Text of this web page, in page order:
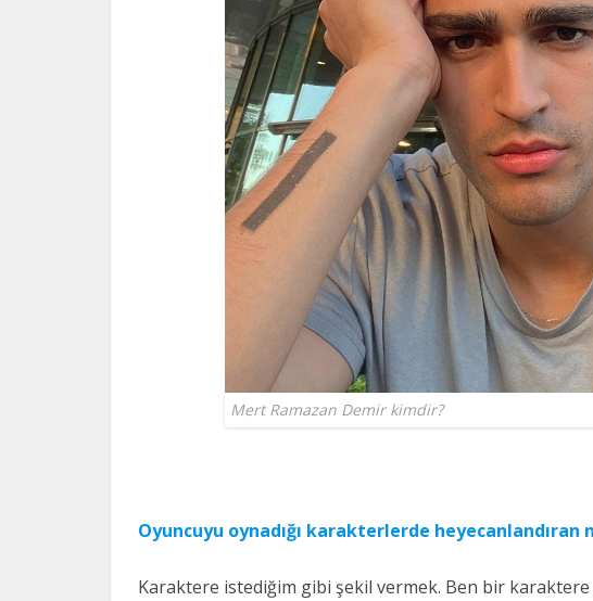
Mert Ramazan Demir kimdir?
Oyuncuyu oynadığı karakterlerde heyecanlandıran
Karaktere istediğim gibi şekil vermek. Ben bir